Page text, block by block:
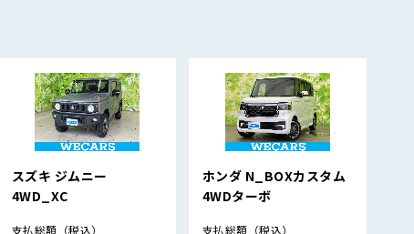
スズキ ジムニー
4WD_XC
支払総額 （税込）
ホンダ N_BOXカスタム
4WDターボ
支払総額 （税込）